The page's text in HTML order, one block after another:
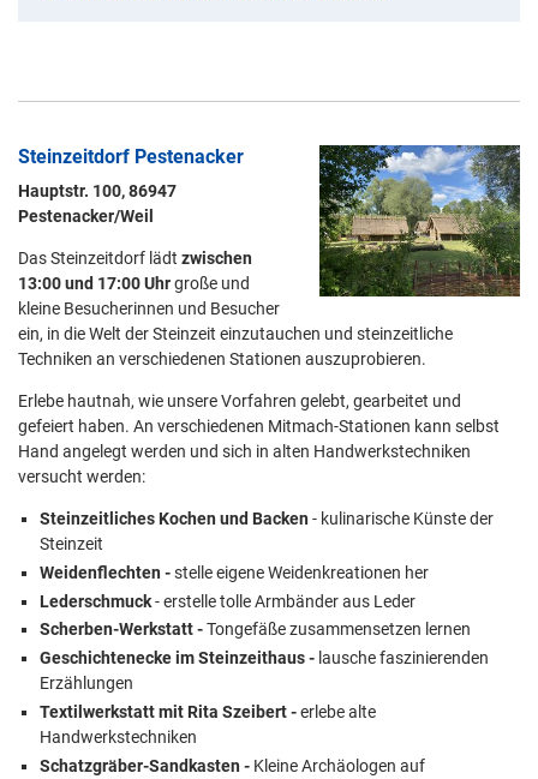
Steinzeitdorf Pestenacker
Hauptstr. 100, 86947
Pestenacker/Weil
Das Steinzeitdorf lädt zwischen
13:00 und 17:00 Uhrgroße und
kleine Besucherinnen und Besucher
ein, in die Welt der Steinzeit einzutauchen und steinzeitliche
Techniken an verschiedenen Stationen auszuprobieren.
Erlebe hautnah, wie unsere Vorfahren gelebt, gearbeitet und
gefeiert haben. An verschiedenen Mitmach-Stationen kann selbst
Hand angelegt werden und sich in alten Handwerkstechniken
versucht werden:
Steinzeitliches Kochen und Backen - kulinarische Künste der
Steinzeit
Weidenflechten -stelle eigene Weidenkreationen her
Lederschmuck- erstelle tolle Armbänder aus Leder
Scherben-Werkstatt -Tongefäße zusammensetzen lernen
Geschichtenecke im Steinzeithaus - lausche faszinierenden
Erzählungen
Textilwerkstatt mit Rita Szeibert -erlebe alte
Handwerkstechniken
Schatzgräber-Sandkasten - Kleine Archäologen auf